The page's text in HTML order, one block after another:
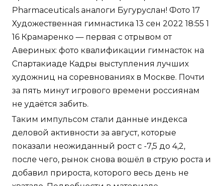
не удаётся забить.
Таким импульсом стали данные индекса
деловой активности за август, которые
показали неожиданный рост с -7,5 до 4,2,
после чего, рынок снова вошёл в струю роста и
добавил прироста, которого весь день не
хватало. Подробности в материале
Федерального агентства новостей. В марте
появились первые завершенные дела о
банкротстве физических лиц, и среди них
есть случай завершения дела без
освобождения гражданина-банкрота от
обязательств перед кредиторами. Смотрится
эффектно и хорошо держит форму Сообщения